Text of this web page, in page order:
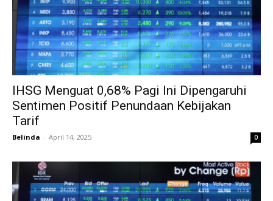
IHSG Menguat 0,68% Pagi Ini Dipengaruhi
Sentimen Positif Penundaan Kebijakan
Tarif
Belinda - April 14, 2025 0